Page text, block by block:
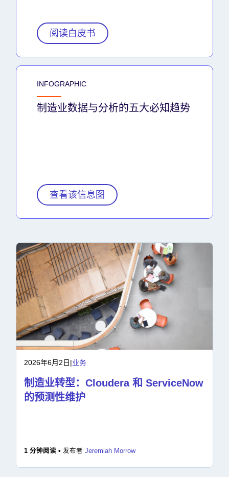
阅读白皮书
INFOGRAPHIC
制造业数据与分析的五大必知趋势
查看该信息图
2026年6月2日 |业务
制造业转型：Cloudera 和 ServiceNow
的预测性维护
1 分钟阅读 • 发布者 Jeremiah Morrow